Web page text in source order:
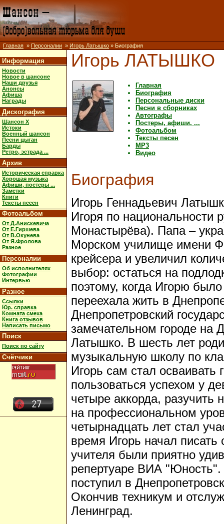
Главная » Персоналии » Игорь Латышко » Биография
Информация
Новости
Новое в шансоне
Наши друзья
Анонсы
Афиша
Награды
Дискография
Шансон X
Истоки
Военный шансон
Песни цыган
Барды
Ретро, эстрада ...
Архив
Историческая справка
Хорошая музыка
Афиши, постеры ...
Заметки
Книги
Тексты песен
Фотоальбом
От Д.Анискевича
От Е.Гиршева
От В.Окунева
От Я.Фролова
Разное
Персоналии
Об исполнителях
Фотографии
Интервью
Разное
Ссылки
Юр. справка
Комната смеха
Книга отзывов
Написать письмо
Поиск
Поиск по сайту
Счётчики
Игорь ЛАТЫШКО
Главная
Биография
Персональные диски
Песни в сборниках
Автографы
Постеры, афиши, ...
Фотоальбом
Тексты песен
MP3
Видео
Биография
Игорь Геннадьевич
Игоря по национальности
Монастырёва). Папа –
Морском училище имени
крейсера и увеличил
выбор: остаться на
поэтому, когда Игорю
переехала жить в
Днепропетровский
замечательном городе на
Латышко. В шесть лет
музыкальную школу по
Игорь сам стал осваивать
пользоваться успехом у
четыре аккорда, разучить
на профессиональном
четырнадцать лет стал
время Игорь начал
учителя были приятно
репертуаре ВИА
поступил в
Окончив техникум и
Ленинград.